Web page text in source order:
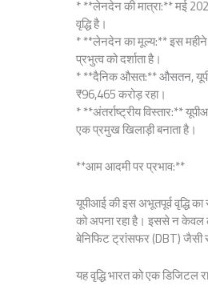
* **लेनदेन की मात्रा:** मई
वृद्धि है।
* **लेनदेन का मूल्य:** इस
प्रभुत्व को दर्शाता है।
* **दैनिक औसत:** औसतन,
₹96,465 करोड़ रहा।
* **अंतर्राष्ट्रीय विस्तार:**
एक प्रमुख खिलाड़ी बनाता है।
**आम आदमी पर प्रभाव:**
यूपीआई की इस अभूतपूर्व वृद्धि
को अपना रहा है। इससे न
बेनिफिट ट्रांसफर (DBT) जैसी
यह वृद्धि भारत को एक डिजिटल